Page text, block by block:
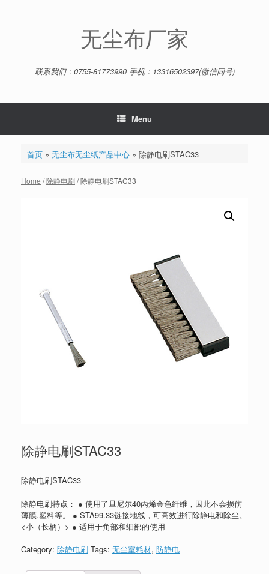
无尘布厂家
联系我们：0755-81773990 手机：13316502397(微信同号)
Menu
首页» 无尘布无尘纸产品中心» 除静电刷STAC33
Home /除静电刷/ 除静电刷STAC33
除静电刷STAC33
除静电刷STAC33
除静电刷特点： ● 使用了旦尼尔40丙烯金色纤维，因此不会损伤
薄膜.塑料等。 ● STA99.33链接地线，可高效进行除静电和除尘。
<小（长柄）> ● 适用于角部和细部的使用
Category: 除静电刷 Tags: 无尘室耗材, 防静电